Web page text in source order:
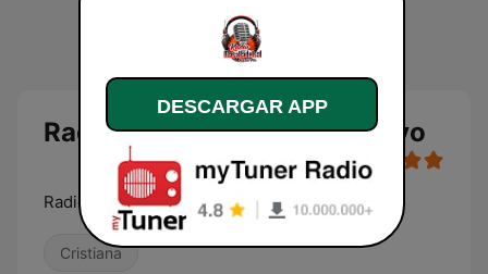
Radio Mas Alla del Sol en vivo
Radio Mas Alla del Sol
Cristiana
DESCARGAR APP